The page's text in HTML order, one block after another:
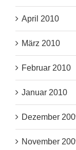
April 2010
März 2010
Februar 2010
Januar 2010
Dezember
November